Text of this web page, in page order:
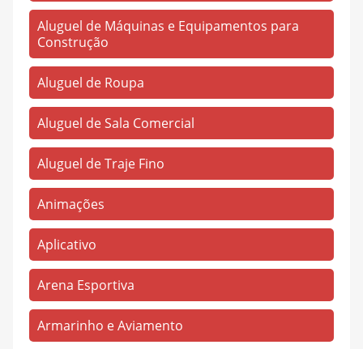
Macapazinho (2)
Nova Olinda
Novo
Novo Estrela (59)
PA-136 (1)
Pacuquara
Pantanal (2)
Pirapora (254)
Propira
Rouxinol
Sales Jardim (6)
Salgadinho (23)
Aluguel de Máquinas e Equipamentos para
Construção
Aluguel de Roupa
Aluguel de Sala Comercial
Aluguel de Traje Fino
Animações
Aplicativo
Arena Esportiva
Armarinho e Aviamento